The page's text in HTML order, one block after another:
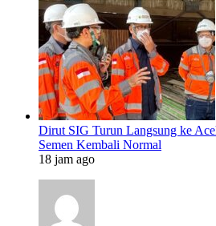
Dirut SIG Turun Langsung ke
Semen Kembali Normal
18 jam ago